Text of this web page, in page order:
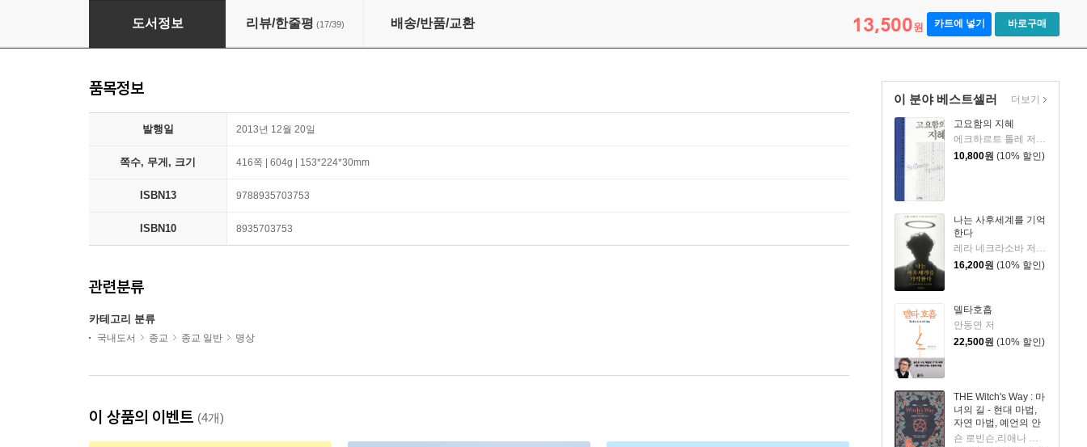
현존수업
도서정보 리뷰/한줄평 (17/39) 배송/반품/교환 13,500원 카트에 넣기 바로구매
이 분야 베스트셀러
고요함의 지혜
에크하르트 톨레 저/진우기 역
10,800원 (10% 할인)
나는 사후세계를 기억
한다
레라 네크라소바 저/동경민 역
16,200원 (10% 할인)
델타호흡
안동연 저
22,500원 (10% 할인)
THE Witch's Way : 마
녀의 길 - 현대 마법,
자연 마법, 예언의 안
내서
더보기
품목정보
발행일 2013년 12월 20일
쪽수, 무게, 크기 416쪽 | 604g | 153*224*30mm
ISBN13 9788935703753
ISBN10 8935703753
관련분류
카테고리 분류
국내도서 종교 종교 일반 명상
이 상품의 이벤트 (4개)